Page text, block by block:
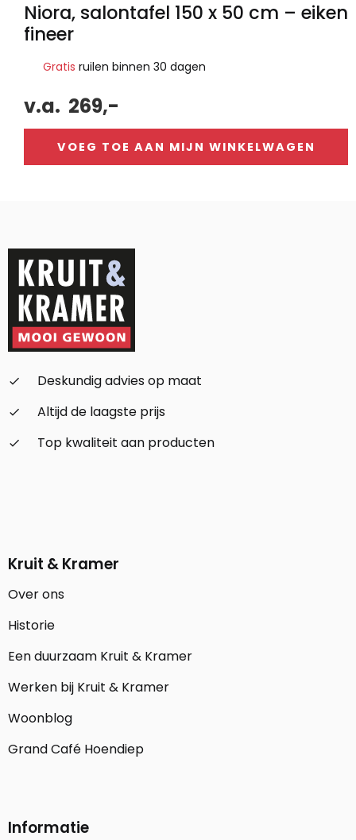
Niora, salontafel 150 x 50 cm – eiken
fineer
Gratis ruilen binnen 30 dagen
v.a. 269,-
VOEG TOE AAN MIJN WINKELWAGEN
check_small
Deskundig advies op maat
check_small
Altijd de laagste prijs
check_small
Top kwaliteit aan producten
Kruit & Kramer
Over ons
Historie
Een duurzaam Kruit & Kramer
Werken bij Kruit & Kramer
Woonblog
Grand Café Hoendiep
Informatie